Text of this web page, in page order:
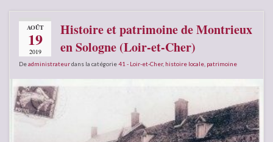
AOÛT
19
2019
Histoire et patrimoine de Montrieux
en Sologne (Loir-et-Cher)
Deadministrateurdans la catégorie41 - Loir-et-Cher, histoire locale, patrimoine